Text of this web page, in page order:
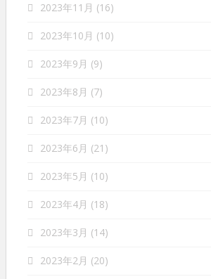
2023年11月 (16)
2023年10月 (10)
2023年9月 (9)
2023年8月 (7)
2023年7月 (10)
2023年6月 (21)
2023年5月 (10)
2023年4月 (18)
2023年3月 (14)
2023年2月 (20)